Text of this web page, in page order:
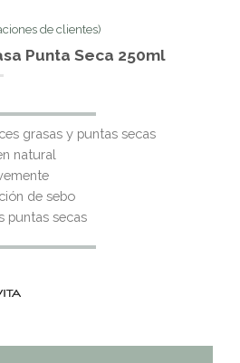
de clientes)
Punta Seca 250ml
grasas y puntas secas
natural
de sebo
puntas secas